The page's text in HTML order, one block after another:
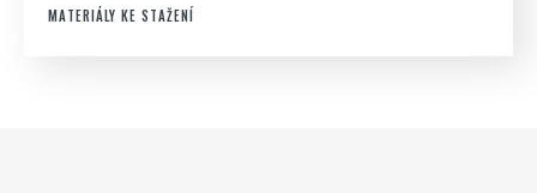
MATERIÁLY KE STAŽENÍ